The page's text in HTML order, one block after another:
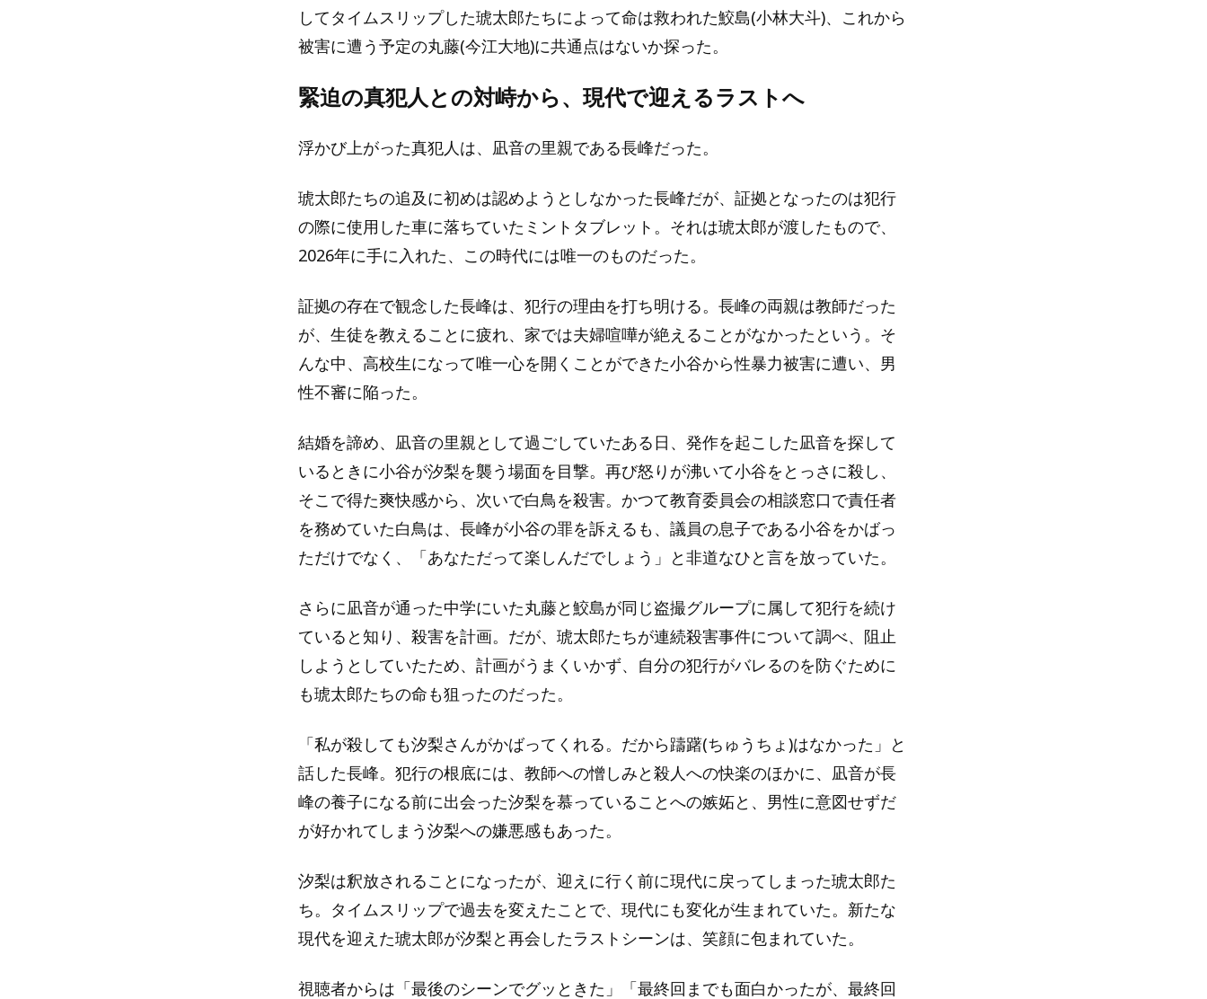
してタイムスリップした琥太郎たちによって命は救われた鮫島(小林大斗)、これから
被害に遭う予定の丸藤(今江大地)に共通点はないか探った。
緊迫の真犯人との対峙から、現代で迎えるラストへ
浮かび上がった真犯人は、凪音の里親である長峰だった。
琥太郎たちの追及に初めは認めようとしなかった長峰だが、証拠となったのは犯行
の際に使用した車に落ちていたミントタブレット。それは琥太郎が渡したもので、
2026年に手に入れた、この時代には唯一のものだった。
証拠の存在で観念した長峰は、犯行の理由を打ち明ける。長峰の両親は教師だった
が、生徒を教えることに疲れ、家では夫婦喧嘩が絶えることがなかったという。そ
んな中、高校生になって唯一心を開くことができた小谷から性暴力被害に遭い、男
性不審に陥った。
結婚を諦め、凪音の里親として過ごしていたある日、発作を起こした凪音を探して
いるときに小谷が汐梨を襲う場面を目撃。再び怒りが沸いて小谷をとっさに殺し、
そこで得た爽快感から、次いで白鳥を殺害。かつて教育委員会の相談窓口で責任者
を務めていた白鳥は、長峰が小谷の罪を訴えるも、議員の息子である小谷をかばっ
ただけでなく、「あなただって楽しんだでしょう」と非道なひと言を放っていた。
さらに凪音が通った中学にいた丸藤と鮫島が同じ盗撮グループに属して犯行を続け
ていると知り、殺害を計画。だが、琥太郎たちが連続殺害事件について調べ、阻止
しようとしていたため、計画がうまくいかず、自分の犯行がバレるのを防ぐために
も琥太郎たちの命も狙ったのだった。
「私が殺しても汐梨さんがかばってくれる。だから躊躇(ちゅうちょ)はなかった」と
話した長峰。犯行の根底には、教師への憎しみと殺人への快楽のほかに、凪音が長
峰の養子になる前に出会った汐梨を慕っていることへの嫉妬と、男性に意図せずだ
が好かれてしまう汐梨への嫌悪感もあった。
汐梨は釈放されることになったが、迎えに行く前に現代に戻ってしまった琥太郎た
ち。タイムスリップで過去を変えたことで、現代にも変化が生まれていた。新たな
現代を迎えた琥太郎が汐梨と再会したラストシーンは、笑顔に包まれていた。
視聴者からは「最後のシーンでグッときた」「最終回までも面白かったが、最終回